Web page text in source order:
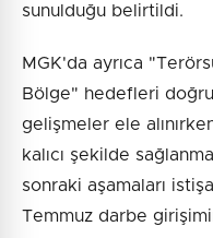
sunulduğu belirtildi.
MGK'da ayrıca
Bölge" hedefleri
gelişmeler ele
kalıcı şekilde
sonraki aşamaları
Temmuz darbe